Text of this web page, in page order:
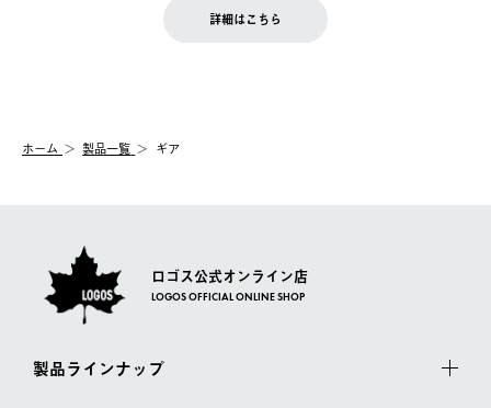
【配送業者】
佐川急便にて配送されます。
お客様都合の返品にかかる送料は、お客様ご負担とさせていただ
一度お手元の商品を返品いただき、ご希望商品を再注文してくだ
LOGOS FAMILY会員の方は、会員マイページ内 購入履歴画面に
詳細はこちら
ホーム 製品一覧 ギア
ロゴス公式オンライン店
LOGOS OFFICIAL ONLINE SHOP
製品ラインナップ